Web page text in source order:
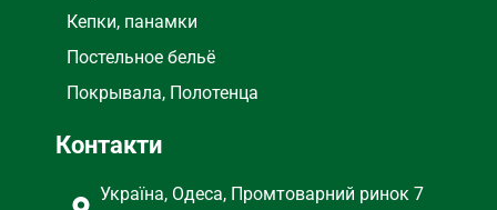
Кепки, панамки
Постельное бельё
Покрывала, Полотенца
Контакти
Україна, Одеса, Промтоварний ринок 7